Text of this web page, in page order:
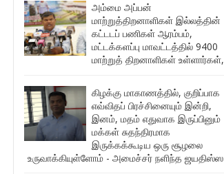
அம்மை அப்பன்
மாற்றுத்திறனாளிகள் இல்லத்தின்
கட்டடப் பணிகள் ஆரம்பம்,
மட்டக்களப்பு மாவட்டத்தில் 9400
மாற்றுத் திறனாளிகள் உள்ளார்கள்,
கிழக்கு மாகாணத்தில், குறிப்பாக
எவ்விதப் பிரச்சினையும் இன்றி,
இனம், மதம் எதுவாக இருப்பினும்
மக்கள் சுதந்திரமாக
இருக்கக்கூடிய ஒரு சூழலை
உருவாக்கியுள்ளோம் - அமைச்சர் நளிந்த ஜயதிஸ்ஸ